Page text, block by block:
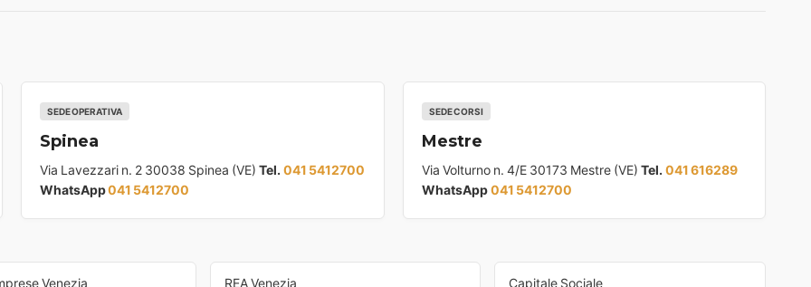
SEDE OPERATIVA
Spinea
Via Lavezzari n. 2 30038 Spinea (VE)Tel. 041 5412700
WhatsApp041 5412700
SEDE CORSI
Mestre
Via Volturno n. 4/E 30173 Mestre (VE) Tel. 041 616289
WhatsApp041 5412700
Venezia REA Venezia Capitale Sociale